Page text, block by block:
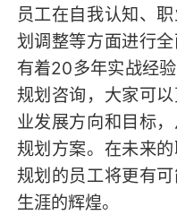
员工在自我认知、
划调整等方面进行
有着20多年实战经
规划咨询，大家可
业发展方向和目标
规划方案。在未来
规划的员工将更有
生涯的辉煌。